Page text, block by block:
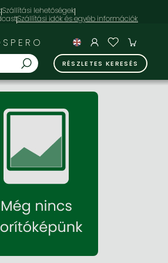
Szállítási lehetőségek
RÉSZLETES KERESÉS